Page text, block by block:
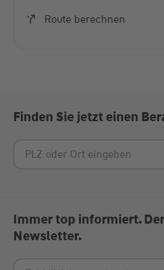
Route berechnen
Finden Sie jetzt einen
Immer top informiert.
Newsletter.